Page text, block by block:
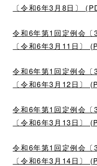
〔令和6年3月8日〕
令和6年第1回定例会〔
〔令和6年3月11日〕
令和6年第1回定例会〔
〔令和6年3月12日〕
令和6年第1回定例会〔
〔令和6年3月13日〕
令和6年第1回定例会〔
〔令和6年3月14日〕